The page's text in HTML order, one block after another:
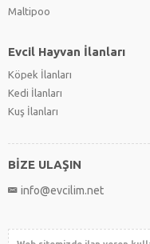
Maltipoo
Evcil Hayvan İlanları
Köpek İlanları
Kedi İlanları
Kuş İlanları
BİZE ULAŞIN
info@evcilim.net